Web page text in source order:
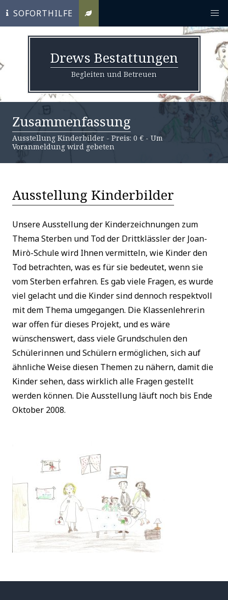
SOFORTHILFE
Drews Bestattungen
Begleiten und Betreuen
Zusammenfassung
Ausstellung Kinderbilder - Preis: 0 € - Um
Voranmeldung wird gebeten
Ausstellung Kinderbilder
Unsere Ausstellung der Kinderzeichnungen zum
Thema Sterben und Tod der Drittklässler der Joan-
Mirò-Schule wird Ihnen vermitteln, wie Kinder den
Tod betrachten, was es für sie bedeutet, wenn sie
vom Sterben erfahren. Es gab viele Fragen, es wurde
viel gelacht und die Kinder sind dennoch respektvoll
mit dem Thema umgegangen. Die Klassenlehrerin
war offen für dieses Projekt, und es wäre
wünschenswert, dass viele Grundschulen den
Schülerinnen und Schülern ermöglichen, sich auf
ähnliche Weise diesen Themen zu nähern, damit die
Kinder sehen, dass wirklich alle Fragen gestellt
werden können. Die Ausstellung läuft noch bis Ende
Oktober 2008.